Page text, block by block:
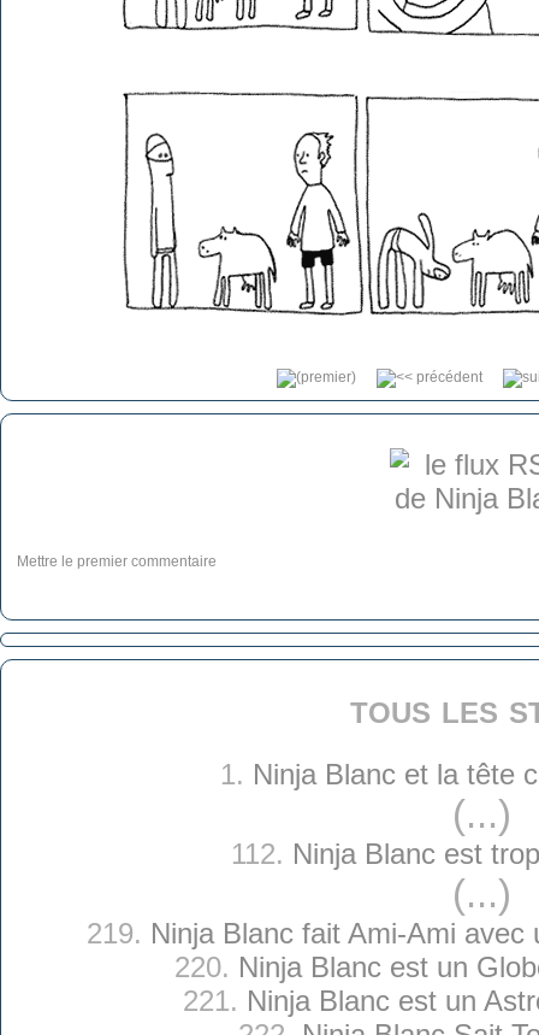
Mettre le premier commentaire
tous les
1. Ninja Blanc et la tête
(...)
112. Ninja Blanc est
(...)
219. Ninja Blanc fait Ami-Ami avec
220. Ninja Blanc est un
221. Ninja Blanc est un